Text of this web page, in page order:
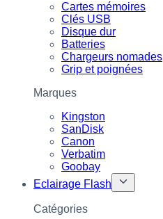
Cartes mémoires
Clés USB
Disque dur
Batteries
Chargeurs nomades
Grip et poignées
Marques
Kingston
SanDisk
Canon
Verbatim
Goobay
Eclairage Flash
Catégories